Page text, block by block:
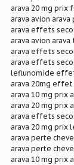
arava 20 mg prix
arava avion arava
arava effets
arava avion
arava effets
arava effets
leflunomide
arava 20mg effet
arava 10 mg prix
arava 20 mg prix
arava effets
arava 20 mg
arava perte
arava perte
arava 10 mg prix